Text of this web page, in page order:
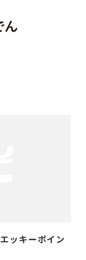
ッキーポイン